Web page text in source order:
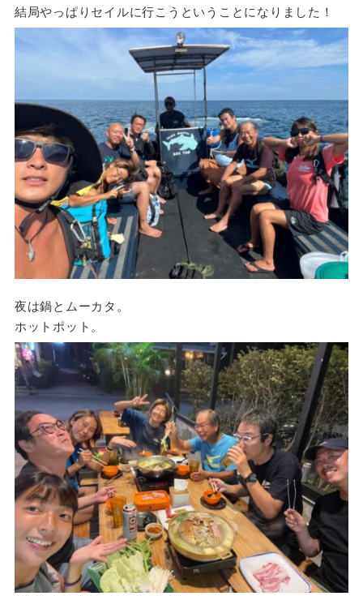
結局やっぱりセイルに行こうということになりました！
夜は鍋とムーカタ。
ホットポット。